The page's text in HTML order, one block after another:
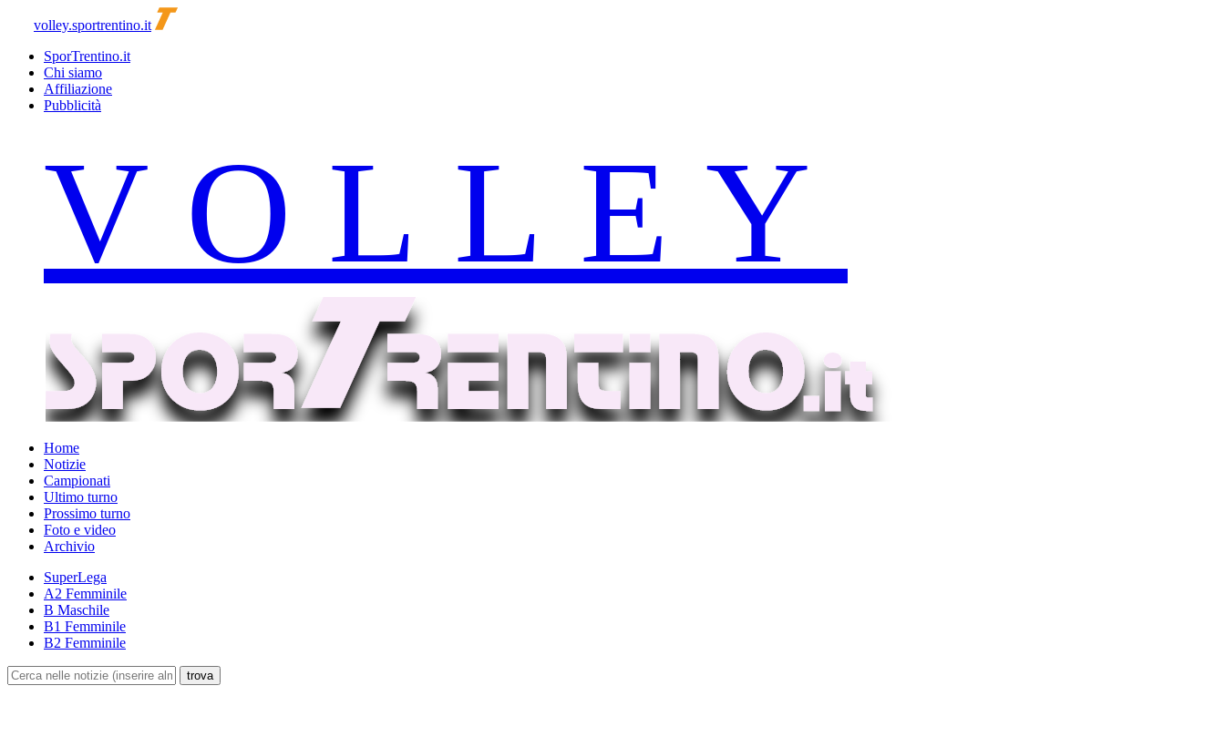
volley.sportrentino.it
SporTrentino.it
Chi siamo
Affiliazione
Pubblicità
Home
Notizie
Campionati
Ultimo turno
Prossimo turno
Foto e video
Archivio
SuperLega
A2 Femminile
B Maschile
B1 Femminile
B2 Femminile